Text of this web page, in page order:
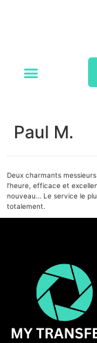
Paul M.
Deux charmants
l’heure, efficace et
nouveau… Le service le
totalement.